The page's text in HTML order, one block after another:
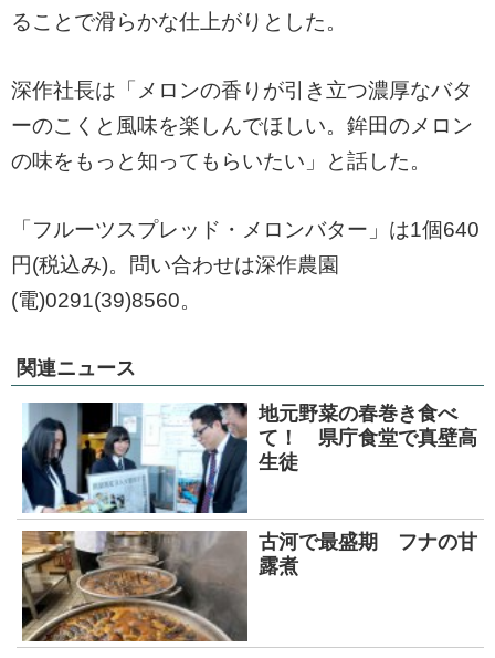
ることで滑らかな仕上がりとした。
深作社長は「メロンの香りが引き立つ濃厚なバタ
ーのこくと風味を楽しんでほしい。鉾田のメロン
の味をもっと知ってもらいたい」と話した。
「フルーツスプレッド・メロンバター」は1個640
円(税込み)。問い合わせは深作農園
(電)0291(39)8560。
関連ニュース
地元野菜の春巻き食べ
て！ 県庁食堂で真壁高
生徒
古河で最盛期 フナの甘
露煮